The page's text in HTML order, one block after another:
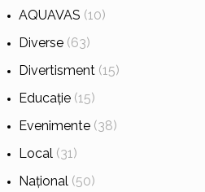
AQUAVAS (10)
Diverse(63)
Divertisment(15)
Educație(15)
Evenimente(38)
Local(31)
Național(50)